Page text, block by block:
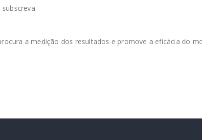
a medição dos resultados e promove a eficácia do